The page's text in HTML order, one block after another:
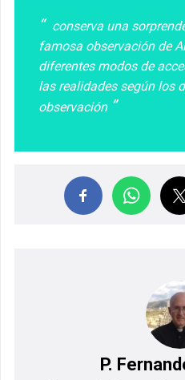
conserva una
famosa observación de
diferentes modos de
las realidades según los
observación
P.